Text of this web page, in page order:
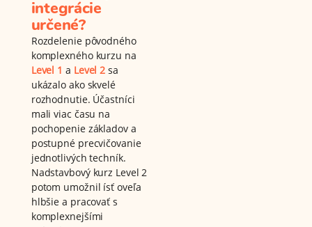
integrácie
určené?
Rozdelenie pôvodného
komplexného kurzu na
Level 1 a Level 2 sa
ukázalo ako skvelé
rozhodnutie. Účastníci
mali viac času na
pochopenie základov a
postupné precvičovanie
jednotlivých techník.
Nadstavbový kurz Level 2
potom umožnil ísť oveľa
hlbšie a pracovať s
komplexnejšími